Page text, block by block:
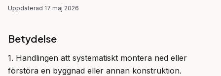
Uppdaterad 17 maj 2026
Betydelse
1. Handlingen att systematiskt montera ned eller
förstöra en byggnad eller annan konstruktion.